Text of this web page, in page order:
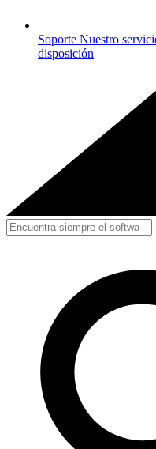
Soporte Nuestro
disposición